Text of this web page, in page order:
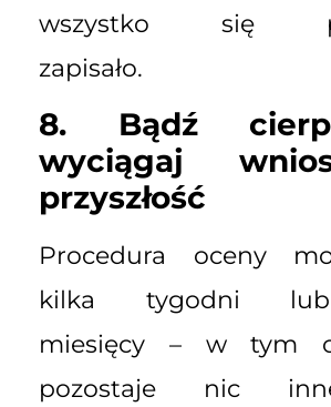
wszystko się
zapisało.
8. Bądź
wyciągaj
przyszłość
Procedura oceny
kilka tygodni
miesięcy – w tym
pozostaje nic